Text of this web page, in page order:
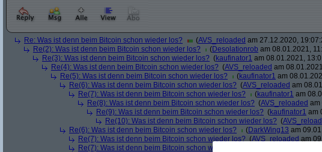
Re: Was ist denn beim Bitcoin schon wieder los? (AVS_reloaded am 27.12.2020,
Re(2): Was ist denn beim Bitcoin schon wieder los?
(Desolationrob am 08.01.2021,
Re(3): Was ist denn beim Bitcoin schon wieder los? (kaufinator1 am 08.01.2021,
Re(4): Was ist denn beim Bitcoin schon wieder los? (AVS_reloaded am
Re(5): Was ist denn beim Bitcoin schon wieder los?
(kaufinator1 am
Re(6): Was ist denn beim Bitcoin schon wieder los? (AVS_reloaded am
Re(7): Was ist denn beim Bitcoin schon wieder los?
(kaufinator1 am
Re(8): Was ist denn beim Bitcoin schon wieder los? (AVS_reloaded am
Re(9): Was ist denn beim Bitcoin schon wieder los? (kaufinator1 am
Re(10): Was ist denn beim Bitcoin schon wieder los? (
Re(6): Was ist denn beim Bitcoin schon wieder los?
(DarkWing13 am
Re(7): Was ist denn beim Bitcoin schon wieder los? (AVS_reloaded am
Re(7): Was ist denn beim Bitcoin schon wieder los?